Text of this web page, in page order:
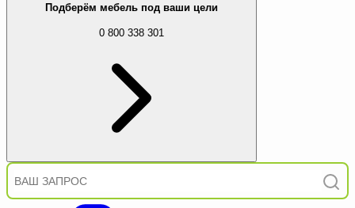
Подберём мебель под ваши цели
0 800 338 301